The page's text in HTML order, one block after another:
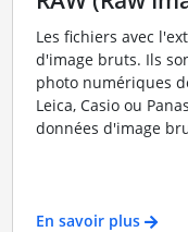
Les fichiers avec
d'image bruts. Ils
photo numériques
Leica, Casio ou
données d'image
En savoir plus